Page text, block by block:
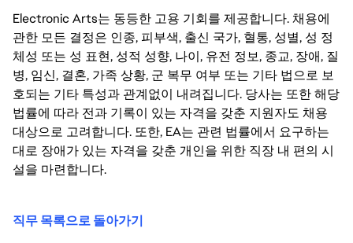
Electronic Arts는 동등한 고용 기회를 제공합니다. 채용에
관한 모든 결정은 인종, 피부색, 출신 국가, 혈통, 성별, 성 정
체성 또는 성 표현, 성적 성향, 나이, 유전 정보, 종교, 장애, 질
병, 임신, 결혼, 가족 상황, 군 복무 여부 또는 기타 법으로 보
호되는 기타 특성과 관계없이 내려집니다. 당사는 또한 해당
법률에 따라 전과 기록이 있는 자격을 갖춘 지원자도 채용
대상으로 고려합니다. 또한, EA는 관련 법률에서 요구하는
대로 장애가 있는 자격을 갖춘 개인을 위한 직장 내 편의 시
설을 마련합니다.
직무 목록으로 돌아가기